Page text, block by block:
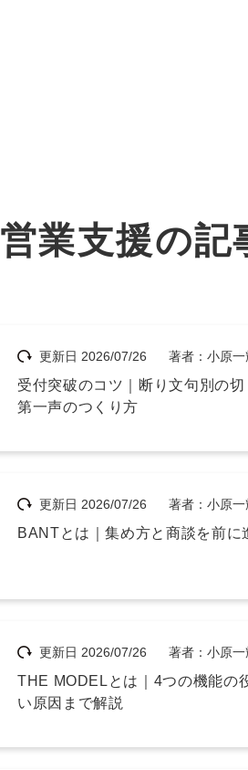
BPO支援
お役立ち資料
料金表
年収エージェント
ミッション・ビジョン
取締役メッセージ（株
業務委託
動画ディレクター
営業支援の記
更新日 2026/07/26 著者：小原一
受付突破のコツ｜断り文句別の
第一声のつくり方
更新日 2026/07/26 著者：小原一
BANTとは｜集め方と商談を前に
更新日 2026/07/26 著者：小原一
THE MODELとは｜4つの機能の
い原因まで解説